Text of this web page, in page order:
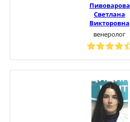
Пивоварова
Светлана
Викторовна
венеролог